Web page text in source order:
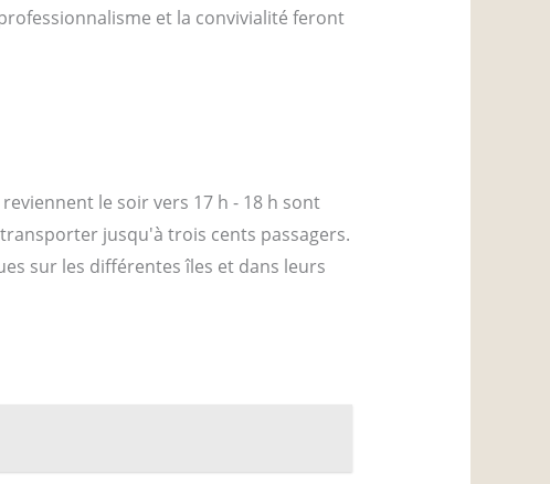
et la convivialité feront
le soir vers 17 h - 18 h sont
jusqu'à trois cents passagers.
sur les différentes îles et dans leurs